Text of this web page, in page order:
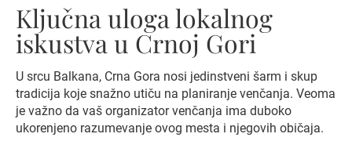
Ključna uloga lokalnog
iskustva u Crnoj Gori
U srcu Balkana, Crna Gora nosi jedinstveni šarm i skup
tradicija koje snažno utiču na planiranje venčanja. Veoma
je važno da vaš organizator venčanja ima duboko
ukorenjeno razumevanje ovog mesta i njegovih običaja.